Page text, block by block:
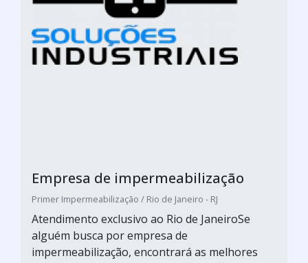
Empresa de impermeabilização
Primer Impermeabilização / Rio de Janeiro - RJ
Atendimento exclusivo ao Rio de JaneiroSe
alguém busca por empresa de
impermeabilização, encontrará as melhores